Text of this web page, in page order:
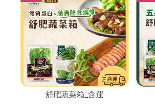
舒肥蔬菜箱_含運